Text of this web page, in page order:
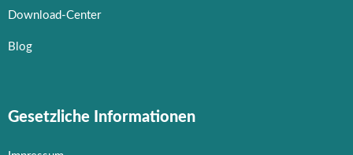
Download-Center
Blog
Gesetzliche Informationen